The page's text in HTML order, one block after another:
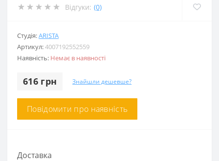
Відгуки: (0)
Студія:ARISTA
Артикул:4007192552559
Наявність: Немає в наявності
616 грн Знайшли дешевше?
Повідомити про наявність
Доставка